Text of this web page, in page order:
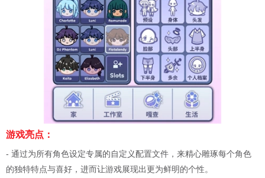
游戏亮点：
- 通过为所有角色设定专属的自定义配置文件，来精心雕琢每个角色
的独特特点与喜好，进而让游戏展现出更为鲜明的个性。